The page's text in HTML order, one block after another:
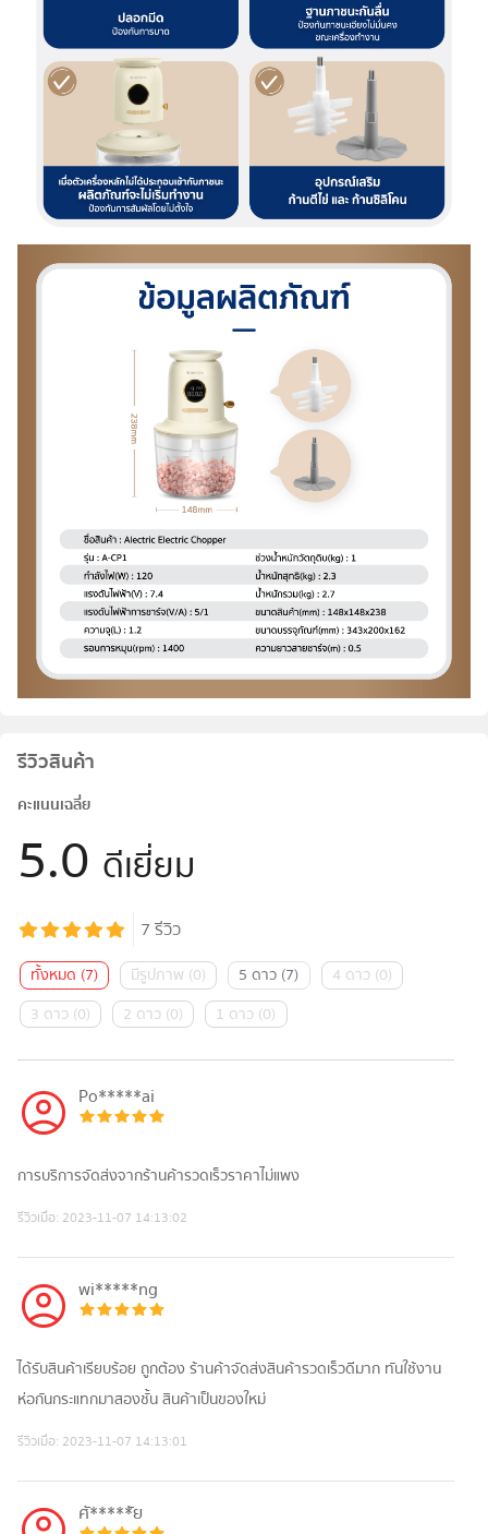
รีวิวสินค้า
คะแนนเฉลี่ย
5.0 ดีเยี่ยม
7รีวิว
ทั้งหมด (7) มีรูปภาพ (0) 5 ดาว (7) 4 ดาว (0)
3 ดาว (0) 2 ดาว (0) 1 ดาว (0)
Po*****ai
การบริการ​จัดส่ง​จากร้านค้ารวดเร็วราคาไม่​แพง
รีวิวเมื่อ: 2023-11-07 14:13:02
wi*****ng
ได้รับสินค้าเรียบร้อย ถูกต้อง ร้านค้าจัดส่งสินค้ารวดเร็วดีมาก ทันใช้งาน
ห่อกันกระแทกมาสองชั้น สินค้าเป็นของใหม่
รีวิวเมื่อ: 2023-11-07 14:13:01
ศั*****ัย